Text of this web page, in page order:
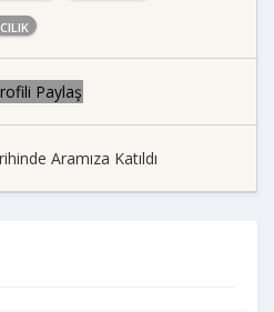
Paylaş
Aramıza Katıldı